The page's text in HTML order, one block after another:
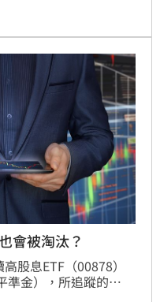
置最嚴格標的；市場
會被淘汰？
股息ETF（00878）
準金），所追蹤的